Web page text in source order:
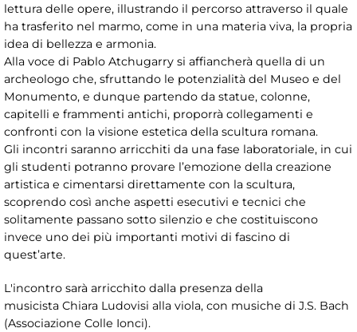
lettura delle opere, illustrando il percorso attraverso il quale
ha trasferito nel marmo, come in una materia viva, la propria
idea di bellezza e armonia.
Alla voce di Pablo Atchugarry si affiancherà quella di un
archeologo che, sfruttando le potenzialità del Museo e del
Monumento, e dunque partendo da statue, colonne,
capitelli e frammenti antichi, proporrà collegamenti e
confronti con la visione estetica della scultura romana.
Gli incontri saranno arricchiti da una fase laboratoriale, in cui
gli studenti potranno provare l’emozione della creazione
artistica e cimentarsi direttamente con la scultura,
scoprendo così anche aspetti esecutivi e tecnici che
solitamente passano sotto silenzio e che costituiscono
invece uno dei più importanti motivi di fascino di
quest’arte.
L'incontro sarà arricchito dalla presenza della
musicista Chiara Ludovisi alla viola, con musiche di J.S. Bach
(Associazione Colle Ionci).